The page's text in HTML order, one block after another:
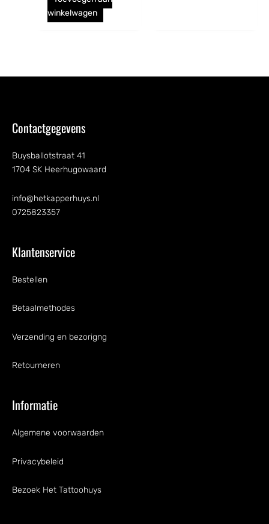
winkelwagen
Contactgegevens
Buysballotstraat 41
1704 SK Heerhugowaard
info@hetkapperhuys.nl
0725823357
Klantenservice
Bestellen
Betaalmethodes
Verzending en bezorigng
Retourneren
Informatie
Algemene voorwaarden
Privacybeleid
Bezoek Het Tattoohuys